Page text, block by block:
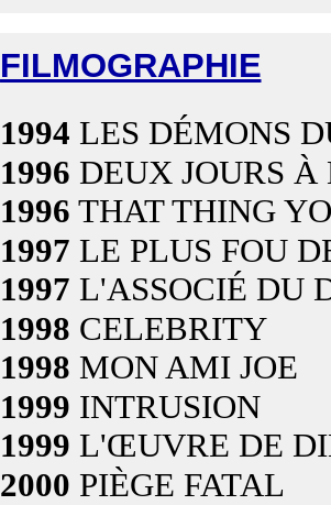
FILMOGRAPHIE
1994 LES DÉMONS
1996 DEUX JOURS À
1996 THAT THING
1997 LE PLUS FOU
1997 L'ASSOCIÉ DU
1998 CELEBRITY
1998 MON AMI JOE
1999 INTRUSION
1999 L'ŒUVRE DE
2000 PIÈGE FATAL